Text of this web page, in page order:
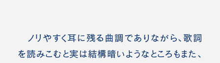
ノリやすく耳に残る曲調でありながら、歌詞
を読みこむと実は結構暗いようなところもまた、